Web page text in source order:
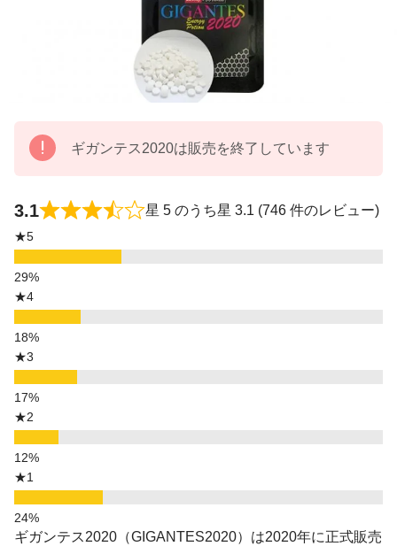
ギガンテス2020は販売を終了しています
3.1 星 5 のうち星 3.1 (746 件のレビュー)
★5
★4
★3
★2
★1
ギガンテス2020（GIGANTES2020）は2020年に正式販売